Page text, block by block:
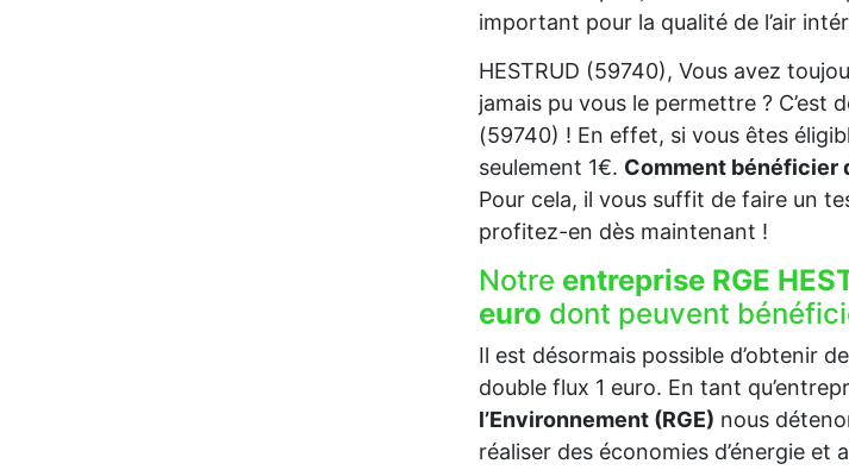
important pour la qualité de l’air
HESTRUD (59740), Vous avez
jamais pu vous le permettre ? C’est
(59740) ! En effet, si vous êtes
seulement 1€. Comment bénéficier
Pour cela, il vous suffit de faire un
profitez-en dès maintenant !
Notre entreprise RGE
euro dont peuvent
Il est désormais possible d’obtenir
double flux 1 euro. En tant
l’Environnement (RGE) nous
réaliser des économies d’énergie